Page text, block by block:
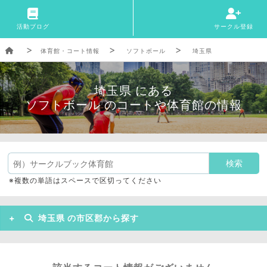
活動ブログ サークル登録
体育館・コート情報 ソフトボール 埼玉県
埼玉県 にある
ソフトボール のコートや体育館の情報
※複数の単語はスペースで区切ってください
埼玉県 の市区郡から探す